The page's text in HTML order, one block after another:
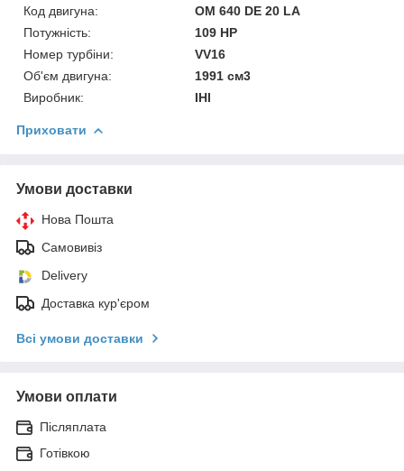
Код двигуна:
OM 640 DE 20 LA
Потужність:
109 HP
Номер турбіни:
VV16
Об'єм двигуна:
1991 см3
Виробник:
IHI
Приховати
Умови доставки
Нова Пошта
Самовивіз
Delivery
Доставка кур'єром
Всі умови доставки
Умови оплати
Післяплата
Готівкою